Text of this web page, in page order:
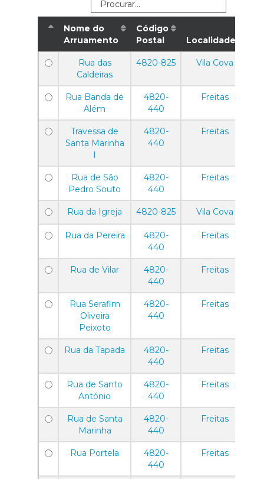
Nome do
Arruamento
Código
Postal
Localidade
Rua das
Caldeiras
4820-825 Vila Cova
Rua Banda de
Além
4820-
440
Freitas
Travessa de
Santa Marinha
I
4820-
440
Freitas
Rua de São
Pedro Souto
4820-
440
Freitas
Rua da Igreja 4820-825 Vila Cova
Rua da Pereira
4820-
440
Freitas
Rua de Vilar
4820-
440
Freitas
Rua Serafim
Oliveira
Peixoto
4820-
440
Freitas
Rua da Tapada
4820-
440
Freitas
Rua de Santo
António
4820-
440
Freitas
Rua de Santa
Marinha
4820-
440
Freitas
Rua Portela
4820-
440
Freitas